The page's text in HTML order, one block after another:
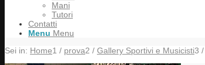
Mani
Tutori
Contatti
Menu Menu
Sei in: Home1 / prova2 / Gallery Sportivi e Musicisti3 /